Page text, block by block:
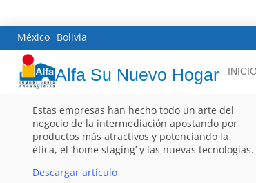
México Bolivia
Alfa Su Nuevo Hogar
Estas empresas han hecho todo un arte del
negocio de la intermediación apostando por
productos más atractivos y potenciando la
ética, el ‘home staging’ y las nuevas tecnologías.
Descargar artículo